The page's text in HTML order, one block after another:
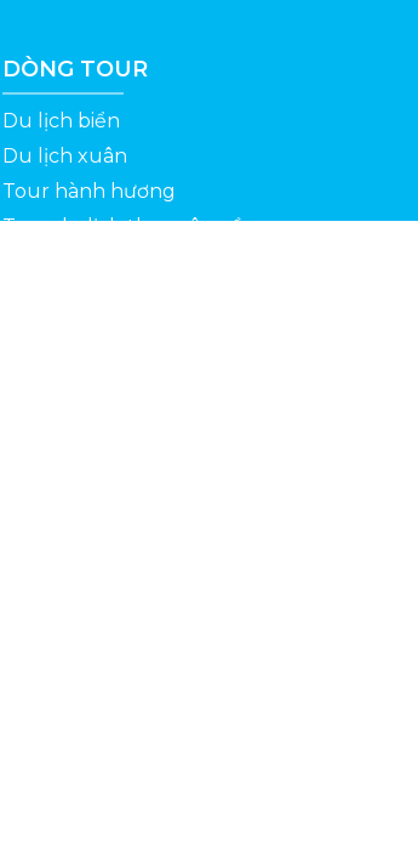
DÒNG TOUR
Du lịch biển
Du lịch xuân
Tour hành hương
Tour du lịch theo yêu cầu